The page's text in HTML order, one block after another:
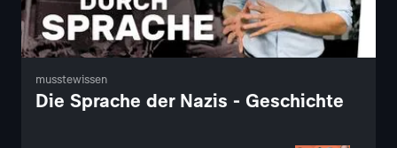
musstewissen
Die Sprache der Nazis - Geschichte